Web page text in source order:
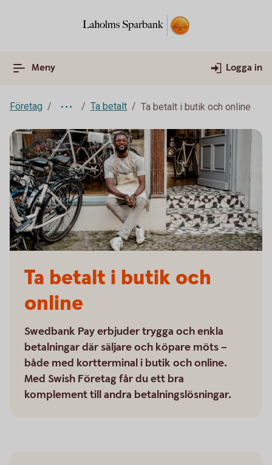
Meny Logga in
Företag Ta betalt Ta betalt i butik och online
Ta betalt i butik och
online
Swedbank Pay erbjuder trygga och enkla
betalningar där säljare och köpare möts –
både med kortterminal i butik och online.
Med Swish Företag får du ett bra
komplement till andra betalningslösningar.